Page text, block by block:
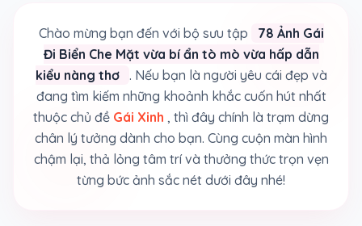
Chào mừng bạn đến với bộ sưu tập
78 Ảnh Gái
Đi Biển Che Mặt vừa bí ẩn tò mò vừa hấp dẫn
kiểu nàng thơ . Nếu bạn là người yêu cái đẹp và
đang tìm kiếm những khoảnh khắc cuốn hút nhất
thuộc chủ đề Gái Xinh , thì đây chính là trạm dừng
chân lý tưởng dành cho bạn. Cùng cuộn màn hình
chậm lại, thả lỏng tâm trí và thưởng thức trọn vẹn
từng bức ảnh sắc nét dưới đây nhé!